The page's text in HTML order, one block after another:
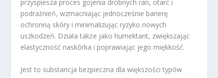
przyspiesza proces gojenia drobnych ran, otarć i
podrażnień, wzmacniając jednocześnie barierę
ochronną skóry i minimalizując ryzyko nowych
uszkodzeń. Działa także jako humektant, zwiększając
elastyczność naskórka i poprawiając jego miękkość.
Jest to substancja bezpieczna dla większości typów